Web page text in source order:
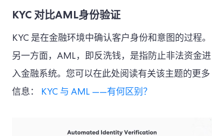
KYC 对比AML身份验证
KYC 是在金融环境中确认客户身份和意图的过程。
另一方面，AML，即反洗钱，是指防止非法资金进
入金融系统。您可以在此处阅读有关该主题的更多
信息：
KYC 与 AML ——有何区别？